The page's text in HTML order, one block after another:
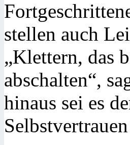
stellen auch
„Klettern, das
abschalten“,
hinaus sei es